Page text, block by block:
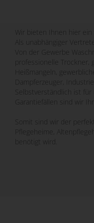
Wir bieten Ihnen hier ein
Als unabhängiger
Von der Gewerbe
professionelle
Heißmangeln,
Dampferzeuger,
Selbstverständlich ist
Garantiefällen sind wir
Somit sind wir der
Pflegeheime,
benötigt wird.